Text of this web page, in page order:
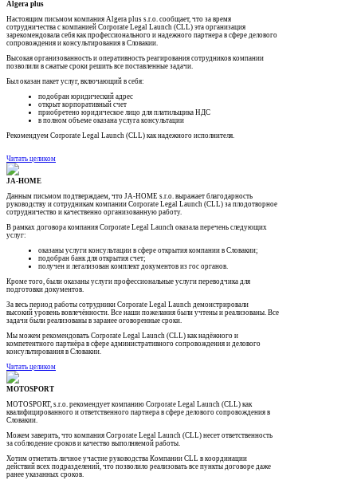
Algera plus
Настоящим письмом компания Algera plus s.r.o. сообщает, что за время
сотрудничества с компанией Corporate Legal Launch (CLL) эта организация
зарекомендовала себя как профессионального и надежного партнера в сфере делового
сопровождения и консультирования в Словакии.
Высокая организованность и оперативность реагирования сотрудников компании
позволили в сжатые сроки решить все поставленные задачи.
Был оказан пакет услуг, включающий в себя:
подобран юридический адрес
открыт корпоративный счет
приобретено юридическое лицо для платильщика НДС
в полном объеме оказана услуга консультации
Рекомендуем Corporate Legal Launch (CLL) как надежного исполнителя.
Читать целиком
JA-HOME
Данным письмом подтверждаем, что JA-HOME s.r.o. выражает благодарность
руководству и сотрудникам компании Corporate Legal Launch (CLL) за плодотворное
сотрудничество и качественно организованную работу.
В рамках договора компания Corporate Legal Launch оказала перечень следующих
услуг:
оказаны услуги консультации в сфере открытия компании в Словакии;
подобран банк для открытия счет;
получен и легализован комплект документов из гос органов.
Кроме того, были оказаны услуги профессиональные услуги переводчика для
подготовки документов.
За весь период работы сотрудники Corporate Legal Launch демонстрировали
высокий уровень вовлечённости. Все наши пожелания были учтены и реализованы. Все
задачи были реализованы в заранее оговоренные сроки.
Мы можем рекомендовать Corporate Legal Launch (CLL) как надёжного и
компетентного партнёра в сфере административного сопровождения и делового
консультирования в Словакии.
Читать целиком
MOTOSPORT
MOTOSPORT, s.r.o. рекомендует компанию Corporate Legal Launch (CLL) как
квалифицированного и ответственного партнера в сфере делового сопровождения в
Словакии.
Можем заверить, что компания Согроrate Legal Launch (CLL) несет ответственность
за соблюдение сроков и качество выполняемой работы.
Хотим отметить личное участие руководства Компании CLL в координации
действий всех подразделений, что позволило реализовать все пункты договоре даже
ранее указанных сроков.